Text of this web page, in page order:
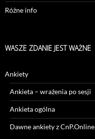
Różne info
WASZE ZDANIE JEST WAŻNE
Ankiety
Ankieta – wrażenia po sesji
Ankieta ogólna
Dawne ankiety z CnP.Online